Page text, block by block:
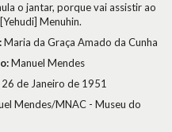
o jantar, porque vai assistir ao
Menuhin.
Maria da Graça Amado da Cunha
Manuel Mendes
26 de Janeiro de 1951
Mendes/MNAC - Museu do